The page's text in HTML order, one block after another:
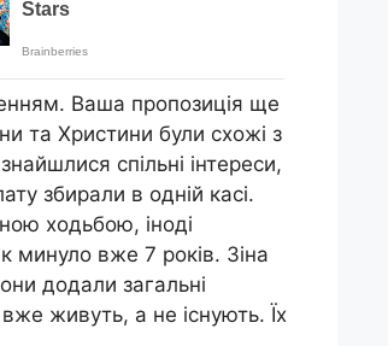
Ваша пропозиція ще
та Христини були схожі з
спільні інтереси,
збирали в одній касі.
ходьбою, іноді
минуло вже 7 років. Зіна
додали загальні
живуть, а не існують. Їх